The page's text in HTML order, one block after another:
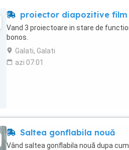
proiector diapozitive film
Vand 3 proiectoare in stare de
bonos.
Galati, Galati
azi 07:01
Saltea gonflabila nouă
Vând saltea gonflabila nouă dupa